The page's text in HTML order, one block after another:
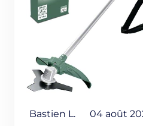
Bastien L. 04 août